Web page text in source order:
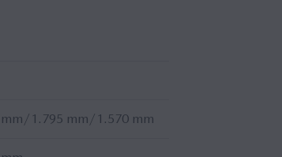
mm/1.795 mm/1.570 mm